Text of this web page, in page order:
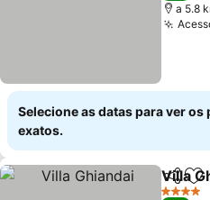
a 5.8
Selecione as datas para ver os
exatos.
Villa
4 Estrelas